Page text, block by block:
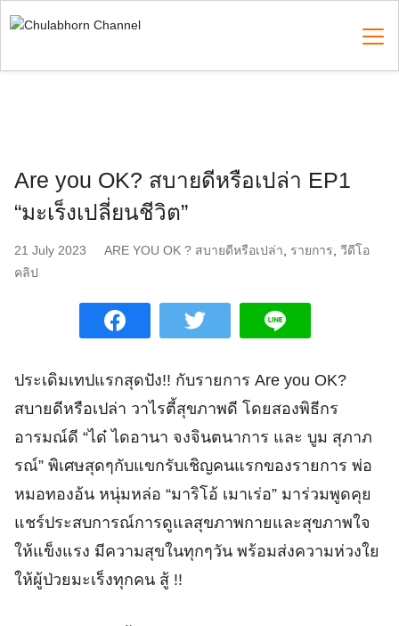
to
Are you OK? สบายดีหรือเปล่า EP1
“มะเร็งเปลี่ยนชีวิต”
21 July 2023 ARE YOU OK ? สบายดีหรือเปล่า รายการ วีดีโอ
คลิป
ประเดิมเทปแรกสุดปัง!! กับรายการ Are you OK?
สบายดีหรือเปล่า วาไรตี้สุขภาพดี โดยสองพิธีกร
อารมณ์ดี “ได๋ ไดอานา จงจินตนาการ และ บูม สุภาภ
รณ์” พิเศษสุดๆกับแขกรับเชิญคนแรกของรายการ พ่อ
หมอทองอ้น หนุ่มหล่อ “มาริโอ้ เมาเร่อ” มาร่วมพูดคุย
แชร์ประสบการณ์การดูแลสุขภาพกายและสุขภาพใจ
ให้แข็งแรง มีความสุขในทุกๆวัน พร้อมส่งความห่วงใย
ให้ผู้ป่วยมะเร็งทุกคน สู้ !!